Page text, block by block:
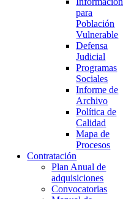
para
Población
Vulnerable
Defensa
Judicial
Programas
Sociales
Informe de
Archivo
Política de
Calidad
Mapa de
Procesos
Contratación
Plan Anual de
adquisiciones
Convocatorias